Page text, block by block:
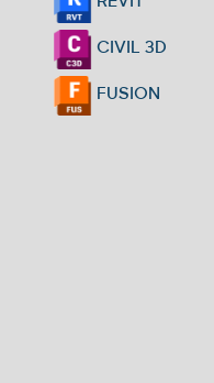
CIVIL 3D
FUSION